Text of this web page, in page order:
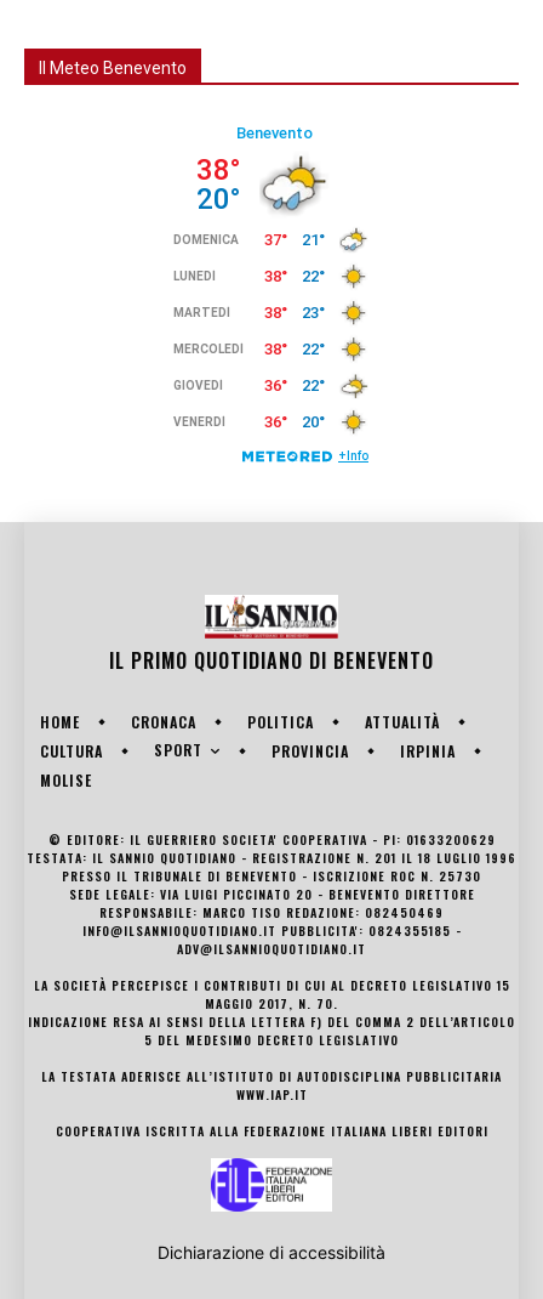
Il Meteo Benevento
IL PRIMO QUOTIDIANO DI BENEVENTO
HOME CRONACA POLITICA
ATTUALITÀ
CULTURA
SPORT PROVINCIA
IRPINIA
MOLISE
© EDITORE: IL GUERRIERO SOCIETA' COOPERATIVA - PI: 01633200629
TESTATA: IL SANNIO QUOTIDIANO - REGISTRAZIONE N. 201 IL 18 LUGLIO 1996
PRESSO IL TRIBUNALE DI BENEVENTO - ISCRIZIONE ROC N. 25730
SEDE LEGALE: VIA LUIGI PICCINATO 20 - BENEVENTO DIRETTORE
RESPONSABILE: MARCO TISO REDAZIONE: 082450469
INFO@ILSANNIOQUOTIDIANO.IT PUBBLICITA': 0824355185 -
ADV@ILSANNIOQUOTIDIANO.IT
LA SOCIETÀ PERCEPISCE I CONTRIBUTI DI CUI AL DECRETO LEGISLATIVO 15
MAGGIO 2017, N. 70.
INDICAZIONE RESA AI SENSI DELLA LETTERA F) DEL COMMA 2 DELL’ARTICOLO
5 DEL MEDESIMO DECRETO LEGISLATIVO
LA TESTATA ADERISCE ALL’ISTITUTO DI AUTODISCIPLINA PUBBLICITARIA
WWW.IAP.IT
COOPERATIVA ISCRITTA ALLA FEDERAZIONE ITALIANA LIBERI EDITORI
Dichiarazione di accessibilità